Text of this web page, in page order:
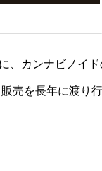
、カンナビノイ
売を長年に渡り